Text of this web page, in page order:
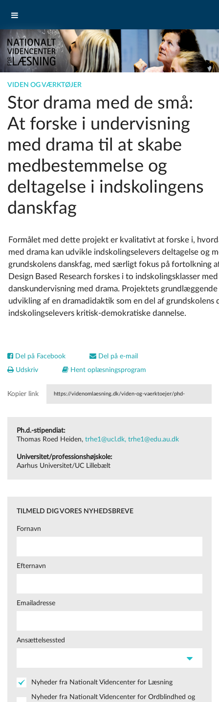
VIDEN OG VÆRKTØJER
Stor drama med de små:
At forske i undervisning
med drama til at skabe
medbestemmelse og
deltagelse i indskolingens
danskfag
Formålet med dette projekt er kvalitativt at forske i,
med drama kan udvikle indskolingselevers deltagelse og
grundskolens danskfag, med særligt fokus på fortolkning
Design Based Research forskes i to indskolingsklasser
danskundervisning med drama. Projektets grundlæggende
udvikling af en dramadidaktik som en del af grundskolens
indskolingselevers kritisk-demokratiske dannelse.
Del på Facebook
Del på e-mail
Udskriv
Hent oplæsningsprogram
Kopier link https://videnomlaesning.dk/viden-og-vaerktoejer/phd-
undervisning-med-drama-til-at-skabe-medbestemmelse-og-
Ph.d.-stipendiat:
Thomas Roed Heiden, trhe1@ucl.dk, trhe1@edu.au.dk
Universitet/professionshøjskole:
Aarhus Universitet/UC Lillebælt
TILMELD DIG VORES NYHEDSBREVE
Fornavn
Efternavn
Emailadresse
Ansættelsessted
Nyheder fra Nationalt Videncenter for Læsning
Nyheder fra Nationalt Videncenter for Ordblindhed og